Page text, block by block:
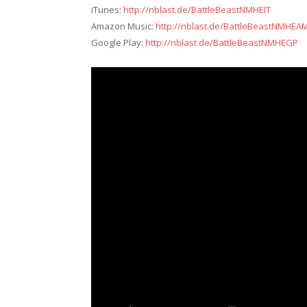
iTunes: http://nblast.de/BattleBeastNMHEIT
Amazon Music: http://nblast.de/
Google Play: http://nblast.de/BattleBeastNMHEGP